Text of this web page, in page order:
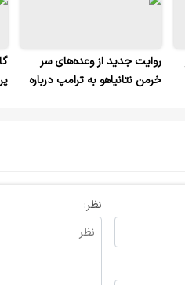
روایت جدید از وعده‌های سر
خرمن نتانیاهو به ترامپ درباره
نظر: